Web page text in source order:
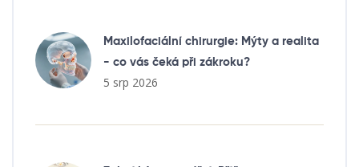
Maxilofaciální chirurgie: Mýty a realita
- co vás čeká při zákroku?
5 srp 2026